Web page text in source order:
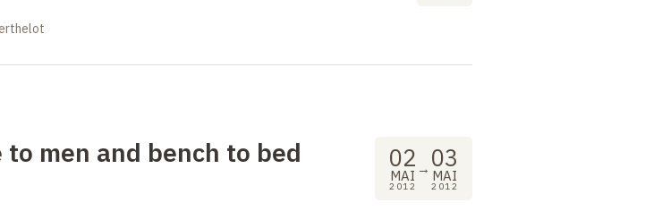
men and bench to bed 02
MAI
2012
→ 03
MAI
2012